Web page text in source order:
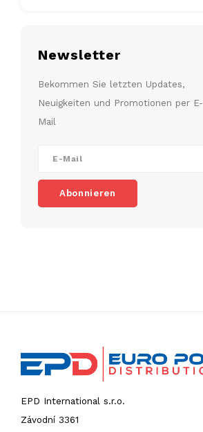
Newsletter
Bekommen Sie letzten Updates,
Neuigkeiten und Promotionen per E-
Mail
Abonnieren
EPD International s.r.o.
Závodní 3361